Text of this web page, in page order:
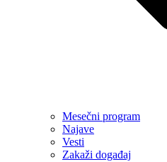
Mesečni program
Najave
Vesti
Zakaži događaj